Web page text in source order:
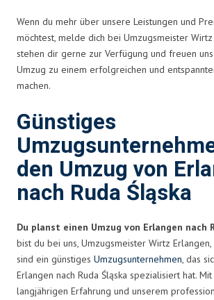
Wenn du mehr über unsere Leistungen und
möchtest, melde dich bei Umzugsmeister
stehen dir gerne zur Verfügung und freuen
Umzug zu einem erfolgreichen und
machen.
Günstiges
den Umzug von
nach Ruda Śląska
Du planst einen Umzug von Erlangen nach
bist du bei uns, Umzugsmeister Wirtz
sind ein günstiges Umzugsunternehmen, das
Erlangen nach Ruda Śląska spezialisiert hat.
langjährigen Erfahrung und unserem